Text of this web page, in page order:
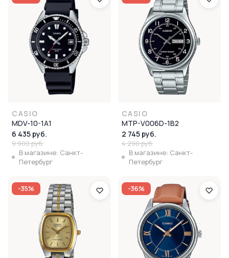
CASIO
MDV-10-1A1
6 435 руб.
9 900 руб.
В магазине: Санкт-
Петербург
CASIO
MTP-V006D-1B2
2 745 руб.
4 290 руб.
В магазине: Санкт-
Петербург
-35% -36%